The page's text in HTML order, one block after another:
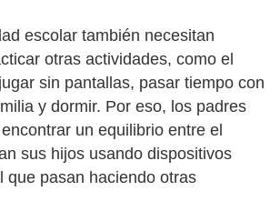
escolar también necesitan
otras actividades, como el
sin pantallas, pasar tiempo con
y dormir. Por eso, los padres
un equilibrio entre el
sus hijos usando dispositivos
que pasan haciendo otras